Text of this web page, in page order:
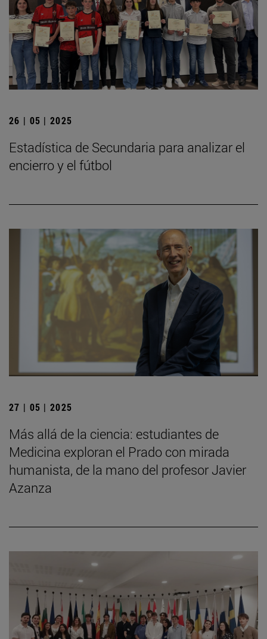
26 | 05 | 2025
Estadística de Secundaria para analizar el
encierro y el fútbol
27 | 05 | 2025
Más allá de la ciencia: estudiantes de
Medicina exploran el Prado con mirada
humanista, de la mano del profesor Javier
Azanza